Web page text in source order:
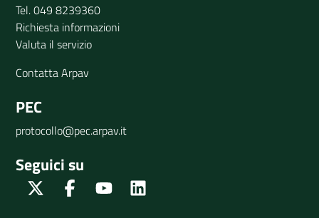
Tel. 049 8239360
Richiesta informazioni
Valuta il servizio
Contatta Arpav
PEC
protocollo@pec.arpav.it
Seguici su
Twitter FacebookYoutube